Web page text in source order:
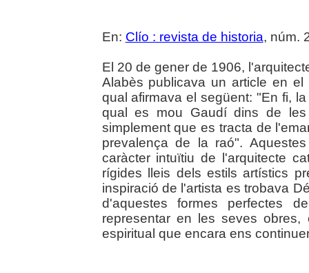
En: Clío : revista de historia, núm.
El 20 de gener de 1906,
Alabès publicava un article en
qual afirmava el següent: "En fi,
qual es mou Gaudí dins de
simplement que es tracta de
prevalença de la raó".
caràcter intuïtiu de l'arquitecte
rígides lleis dels estils artístics
inspiració de l'artista es trobava
d'aquestes formes perfectes
representar en les seves
espiritual que encara ens